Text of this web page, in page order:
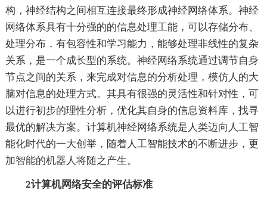
构，神经结构之间相互连接最终形成神经网络体系。神经
网络体系具有十分强的的信息处理工能，可以存储分布、
处理分布，有包容性和学习能力，能够处理非线性的复杂
关系，是一个成长型的系统。神经网络系统通过调节自身
节点之间的关系，来完成对信息的分析处理，模仿人的大
脑对信息的处理方式。其具有很强的灵活性和针对性，可
以进行初步的理性分析，优化其自身的信息资料库，找寻
最优的解决方案。计算机神经网络系统是人类迈向人工智
能化时代的一大创举，随着人工智能技术的不断进步，更
加智能的机器人将随之产生。
2计算机网络安全的评估标准